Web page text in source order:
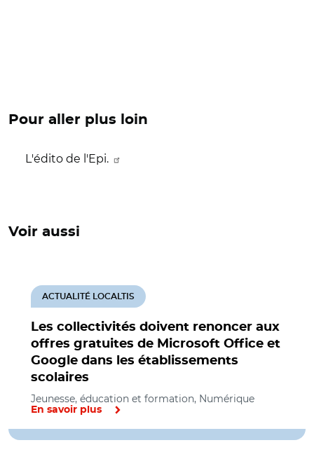
Pour aller plus loin
L'édito de l'Epi.
Voir aussi
Les collectivités doivent renoncer aux
offres gratuites de Microsoft Office et
Google dans les établissements
scolaires
ACTUALITÉ LOCALTIS
Jeunesse, éducation et formation, Numérique
En savoir plus